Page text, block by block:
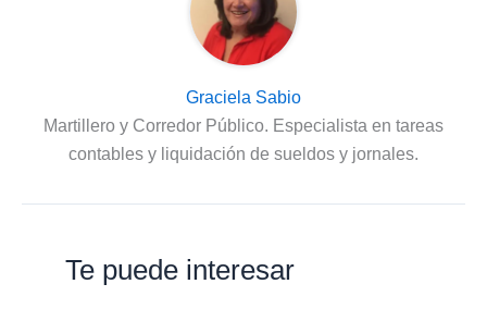
Graciela Sabio
Martillero y Corredor Público. Especialista en tareas
contables y liquidación de sueldos y jornales.
Te puede interesar